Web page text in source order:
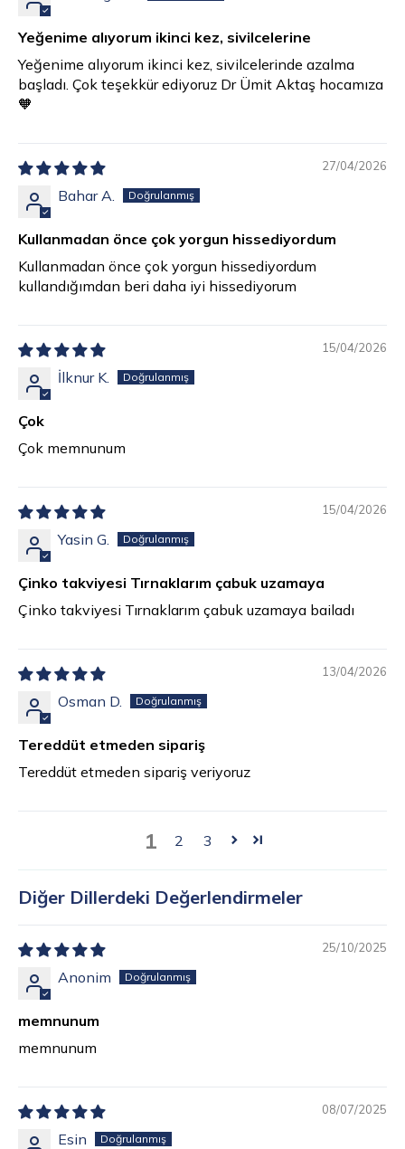
Yeğenime alıyorum ikinci kez, sivilcelerine
Yeğenime alıyorum ikinci kez, sivilcelerinde azalma
başladı. Çok teşekkür ediyoruz Dr Ümit Aktaş hocamıza
🧡
27/04/2026
Bahar A.
Kullanmadan önce çok yorgun hissediyordum
Kullanmadan önce çok yorgun hissediyordum
kullandığımdan beri daha iyi hissediyorum
15/04/2026
İlknur K.
Çok
Çok memnunum
15/04/2026
Yasin G.
Çinko takviyesi Tırnaklarım çabuk uzamaya
Çinko takviyesi Tırnaklarım çabuk uzamaya bailadı
13/04/2026
Osman D.
Tereddüt etmeden sipariş
Tereddüt etmeden sipariş veriyoruz
1 2 3
Diğer Dillerdeki Değerlendirmeler
25/10/2025
Anonim
memnunum
memnunum
08/07/2025
Esin